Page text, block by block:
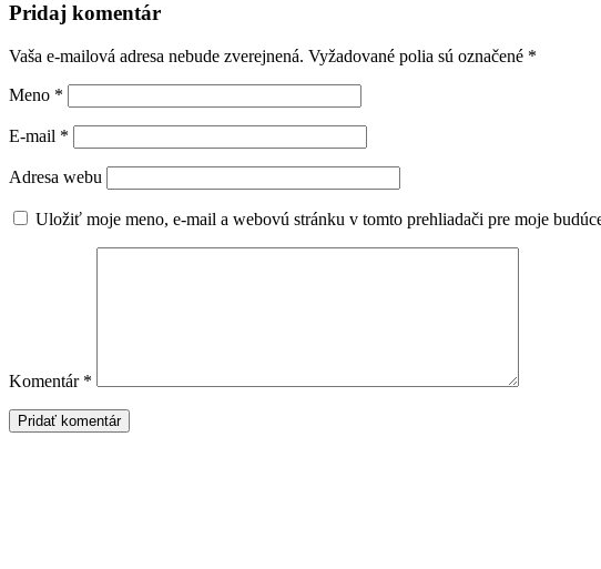
Pridaj komentár
Vaša e-mailová adresa nebude zverejnená. Vyžadované polia sú označené *
Meno *
E-mail *
Adresa webu
Uložiť moje meno, e-mail a webovú stránku v tomto prehliadači pre moje
Komentár *